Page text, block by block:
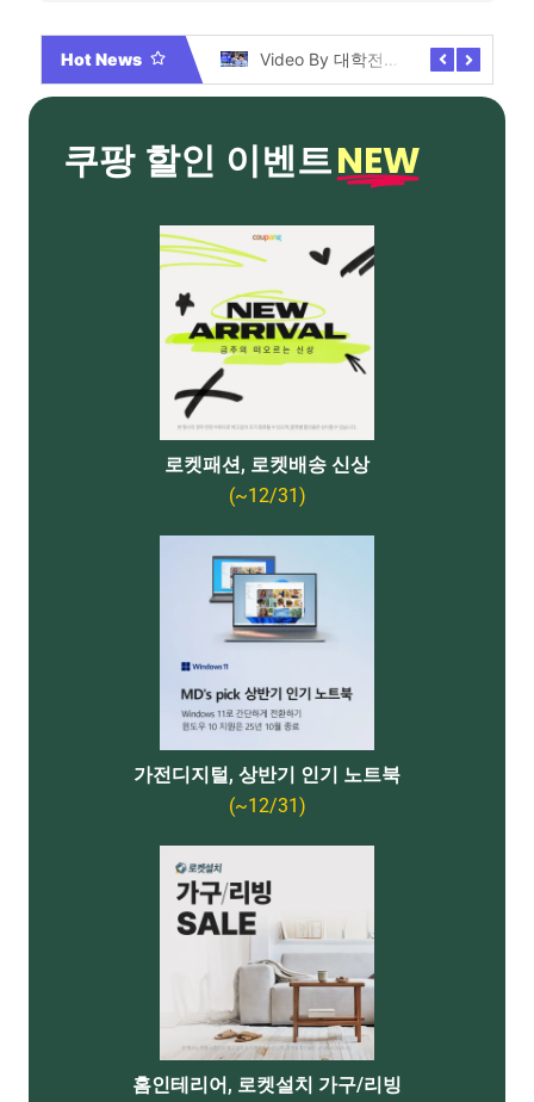
Hot News Video By 대학전쟁 시즌 3 전편 공개 완료!
쿠팡 할인 이벤트NEW
로켓패션, 로켓배송 신상
(~12/31)
가전디지털, 상반기 인기 노트북
(~12/31)
홈인테리어, 로켓설치 가구/리빙